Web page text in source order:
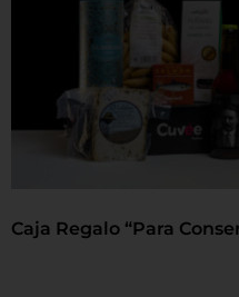
Caja Regalo “Para